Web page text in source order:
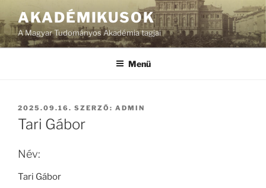
AKADÉMIKUSOK
A Magyar Tudományos Akadémia tagjai
Menü
BEKÜLDVE:
2025.09.16. SZERZŐ: ADMIN
Tari Gábor
Név:
Tari Gábor